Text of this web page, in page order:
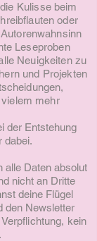
Kulisse beim
oder
Leseproben
Neuigkeiten zu
und Projekten
mehr
der Entstehung
dabei.
alle Daten absolut
nicht an Dritte
deine Flügel
den Newsletter
Verpflichtung, kein